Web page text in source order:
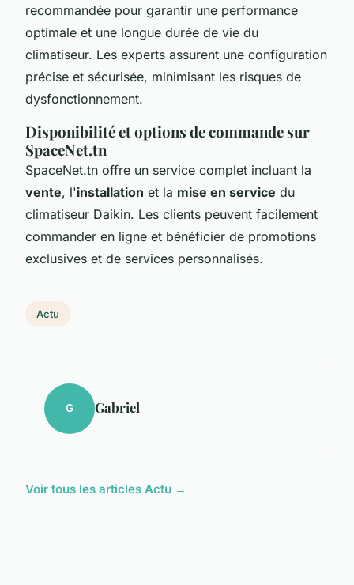
recommandée pour garantir une performance
optimale et une longue durée de vie du
climatiseur. Les experts assurent une configuration
précise et sécurisée, minimisant les risques de
dysfonctionnement.
Disponibilité et options de commande sur
SpaceNet.tn
SpaceNet.tn offre un service complet incluant la
vente, l'installation et la mise en service du
climatiseur Daikin. Les clients peuvent facilement
commander en ligne et bénéficier de promotions
exclusives et de services personnalisés.
Actu
G Gabriel
Voir tous les articles Actu →